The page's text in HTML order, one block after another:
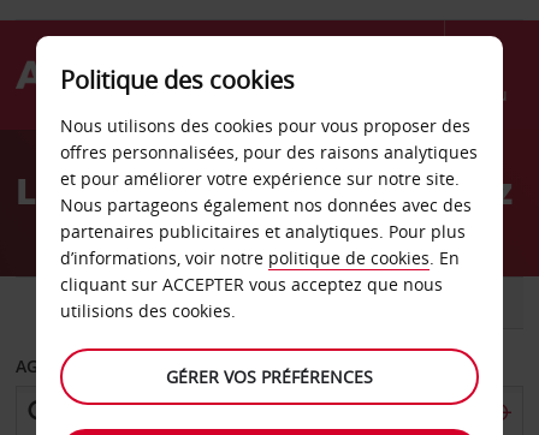
Menu
AvisLocation de voiture Görlitz
VOITURE UTILITAIRE
AGENCE DE DÉPART
Politique des cookies
Nous utilisons des cookies pour vous proposer des
offres personnalisées, pour des raisons analytiques
et pour améliorer votre expérience sur notre site.
Nous partageons également nos données avec des
partenaires publicitaires et analytiques. Pour plus
d’informations, voir notre politique de cookies. En
cliquant sur ACCEPTER vous acceptez que nous
utilisions des cookies.
GÉRER VOS PRÉFÉRENCES